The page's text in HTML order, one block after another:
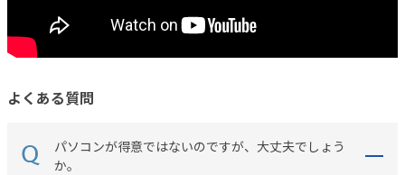
よくある質問
パソコンが得意ではないのですが、大丈夫でしょう
か。